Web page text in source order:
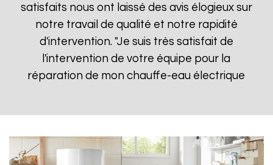
satisfaits nous ont laissé des avis élogieux sur
notre travail de qualité et notre rapidité
d'intervention. "Je suis très satisfait de
l'intervention de votre équipe pour la
réparation de mon chauffe-eau électrique